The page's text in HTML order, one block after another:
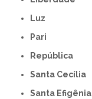
Luz
Pari
República
Santa Cecília
Santa Efigênia